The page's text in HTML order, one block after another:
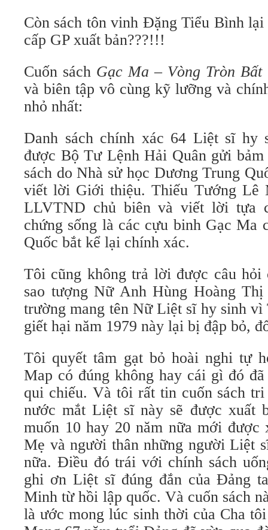
Còn sách tôn vinh Đặng Tiểu Bình
cấp GP xuất bản???!!!
Cuốn sách Gạc Ma – Vòng Tròn Bất
và biên tập vô cùng kỹ lưỡng và
nhỏ nhất:
Danh sách chính xác 64 Liệt sĩ hy
được Bộ Tư Lệnh Hải Quân gửi bảm
sách do Nhà sử học Dương Trung
viết lời Giới thiệu. Thiếu Tướng Lê
LLVTND chủ biên và viết lời tựa
chứng sống là các cựu binh Gạc Ma
Quốc bắt kể lại chính xác.
Tôi cũng không trả lời được câu hỏi
sao tượng Nữ Anh Hùng Hoàng
trường mang tên Nữ Liệt sĩ hy sinh
giết hại năm 1979 này lại bị đập bỏ,
Tôi quyết tâm gạt bỏ hoài nghi tự
Map có đúng không hay cái gì đó
qui chiếu. Và tôi rất tin cuốn sách
nước mắt Liệt sĩ này sẽ được xuất
muốn 10 hay 20 năm nữa mới được
Mẹ và người thân những người Liệt
nữa. Điều đó trái với chính sách
ghi ơn Liệt sĩ đúng đắn của Đảng
Minh từ hồi lập quốc. Và cuốn sách
là ước mong lúc sinh thời của Cha